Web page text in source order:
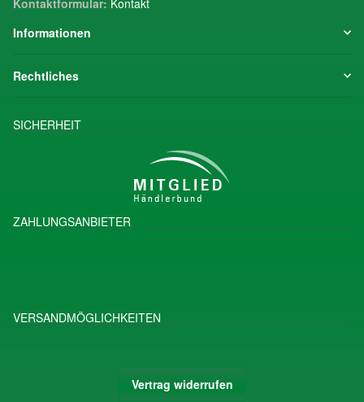
Informationen
Rechtliches
SICHERHEIT
ZAHLUNGSANBIETER
VERSANDMÖGLICHKEITEN
Vertrag widerrufen